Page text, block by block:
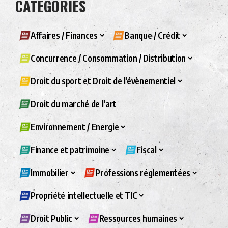
CATÉGORIES
Affaires / Finances Banque / Crédit
Concurrence / Consommation / Distribution
Droit du sport et Droit de l’évènementiel
Droit du marché de l’art
Environnement / Energie
Finance et patrimoine Fiscal
Immobilier Professions réglementées
Propriété intellectuelle et TIC
Droit Public Ressources humaines